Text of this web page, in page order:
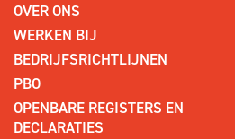
OVER ONS
WERKEN BIJ
BEDRIJFSRICHTLIJNEN
PBO
OPENBARE REGISTERS EN
DECLARATIES